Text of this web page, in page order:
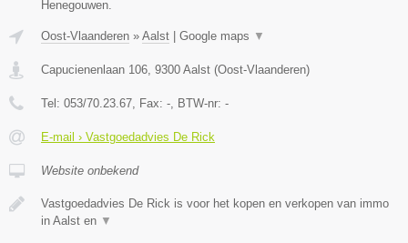
Henegouwen.
Oost-Vlaanderen » Aalst Google maps ▼
Capucienenlaan 106 9300 Aalst (Oost-Vlaanderen)
Tel: 053/70.23.67 , Fax: - , BTW-nr: -
E-mail › Vastgoedadvies De Rick
Website onbekend
Vastgoedadvies De Rick is voor het kopen en verkopen van immo
in Aalst en ▼